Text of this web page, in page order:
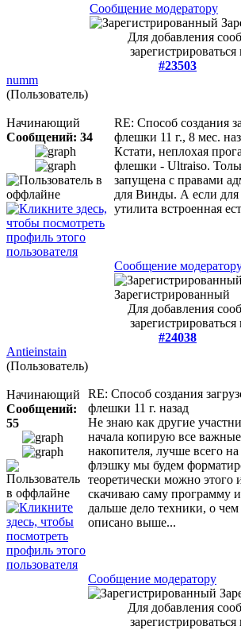
Сообщение модератору
Для добавления
#23503
numm
(Пользователь)
Начинающий
Сообщений: 34
RE: Способ создания
флешки 11 г., 8 мес.
Кстати, неплохая
флешки - Ultraiso.
запущена с правами
для Винды. А если для
утилита встроенная
Сообщение
Зарегистрированный
Для добавления
#24038
Antieinstain
(Пользователь)
Начинающий
Сообщений:
55
RE: Способ создания
флешки 11 г. назад
Не знаю как другие
начала копирую все
накопителя, лучше всего
флэшку мы будем
теоретически можно этого
скачиваю саму программу
дальше дело техники, о
описано выше...
Сообщение модератору
Для добавления